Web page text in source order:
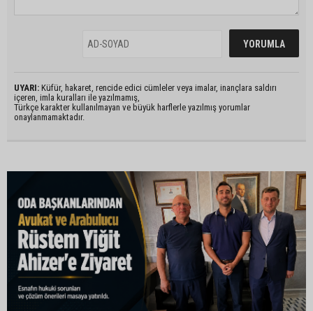
UYARI: Küfür, hakaret, rencide edici cümleler veya imalar, inançlara saldırı
içeren, imla kuralları ile yazılmamış,
Türkçe karakter kullanılmayan ve büyük harflerle yazılmış yorumlar
onaylanmamaktadır.